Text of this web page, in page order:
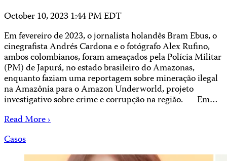
October 10, 2023 1:44 PM EDT
Em fevereiro de 2023, o jornalista holandês Bram Ebus, o
cinegrafista Andrés Cardona e o fotógrafo Alex Rufino,
ambos colombianos, foram ameaçados pela Polícia Militar
(PM) de Japurá, no estado brasileiro do Amazonas,
enquanto faziam uma reportagem sobre mineração ilegal
na Amazônia para o Amazon Underworld, projeto
investigativo sobre crime e corrupção na região. Em…
Read More ›
Casos